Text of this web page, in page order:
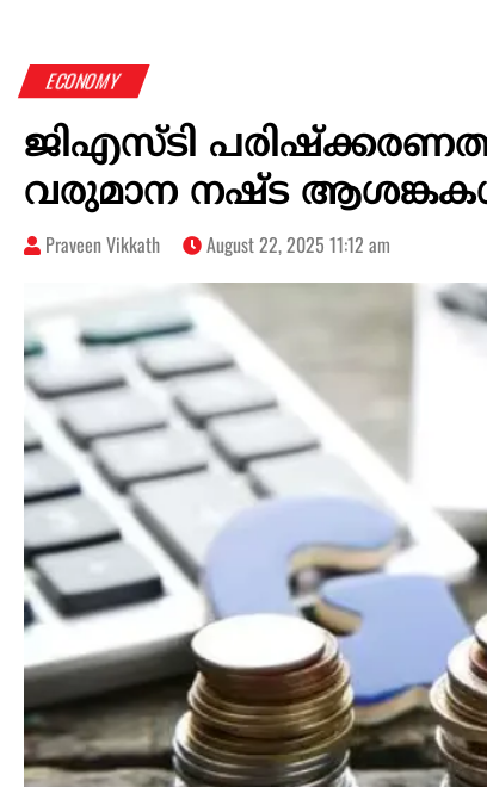
ECONOMY
ജിഎസ്ടി
വരുമാന നഷ്ട
Praveen Vikkath August 22, 2025 11:12 am